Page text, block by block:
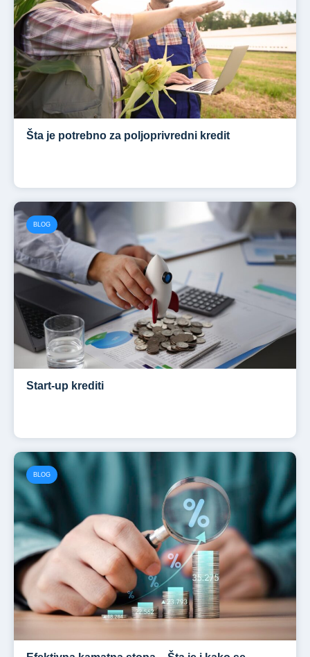
Šta je potrebno za poljoprivredni kredit
BLOG
Start-up krediti
BLOG